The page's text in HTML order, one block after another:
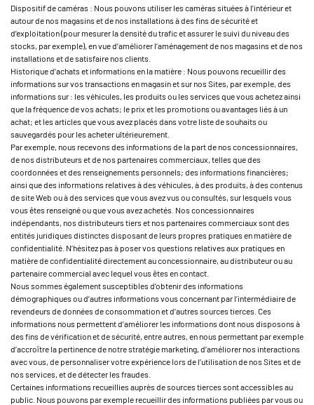
Dispositif de caméras : Nous pouvons utiliser les caméras situées à l’intérieur et
autour de nos magasins et de nos installations à des fins de sécurité et
d’exploitation (pour mesurer la densité du trafic et assurer le suivi du niveau des
stocks, par exemple), en vue d’améliorer l’aménagement de nos magasins et de nos
installations et de satisfaire nos clients.
Historique d’achats et informations en la matière : Nous pouvons recueillir des
informations sur vos transactions en magasin et sur nos Sites, par exemple, des
informations sur : les véhicules, les produits ou les services que vous achetez ainsi
que la fréquence de vos achats; le prix et les promotions ou avantages liés à un
achat; et les articles que vous avez placés dans votre liste de souhaits ou
sauvegardés pour les acheter ultérieurement.
Par exemple, nous recevons des informations de la part de nos concessionnaires,
de nos distributeurs et de nos partenaires commerciaux, telles que des
coordonnées et des renseignements personnels; des informations financières;
ainsi que des informations relatives à des véhicules, à des produits, à des contenus
de site Web ou à des services que vous avez vus ou consultés, sur lesquels vous
vous êtes renseigné ou que vous avez achetés. Nos concessionnaires
indépendants, nos distributeurs tiers et nos partenaires commerciaux sont des
entités juridiques distinctes disposant de leurs propres pratiques en matière de
confidentialité. N’hésitez pas à poser vos questions relatives aux pratiques en
matière de confidentialité directement au concessionnaire, au distributeur ou au
partenaire commercial avec lequel vous êtes en contact.
Nous sommes également susceptibles d’obtenir des informations
démographiques ou d’autres informations vous concernant par l’intermédiaire de
revendeurs de données de consommation et d’autres sources tierces. Ces
informations nous permettent d’améliorer les informations dont nous disposons à
des fins de vérification et de sécurité, entre autres, en nous permettant par exemple
d’accroître la pertinence de notre stratégie marketing, d’améliorer nos interactions
avec vous, de personnaliser votre expérience lors de l’utilisation de nos Sites et de
nos services, et de détecter les fraudes.
Certaines informations recueillies auprès de sources tierces sont accessibles au
public. Nous pouvons par exemple recueillir des informations publiées par vous ou